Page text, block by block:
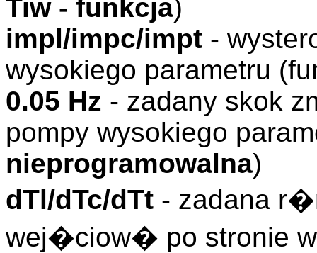
Tiw - funkcja)
impl/impc/impt -
wysokiego parametru
0.05 Hz - zadany skok
pompy wysokiego
nieprogramowalna)
dTl/dTc/dTt - zadana
wej�ciow� po stronie